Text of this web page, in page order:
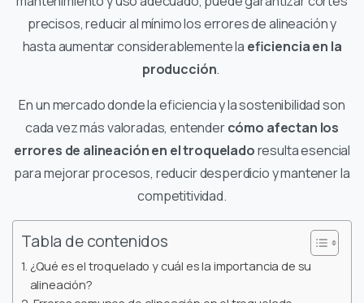
precisos, reducir al mínimo los errores de alineación y
hasta aumentar considerablemente la eficiencia en la
producción.
En un mercado donde la eficiencia y la sostenibilidad son
cada vez más valoradas, entendercómo afectan los
errores de alineación en el troqueladoresulta esencial
para mejorar procesos, reducir desperdicio y mantener la
competitividad.
Tabla de contenidos
¿Qué es el troquelado y cuál es la importancia de su
alineación?